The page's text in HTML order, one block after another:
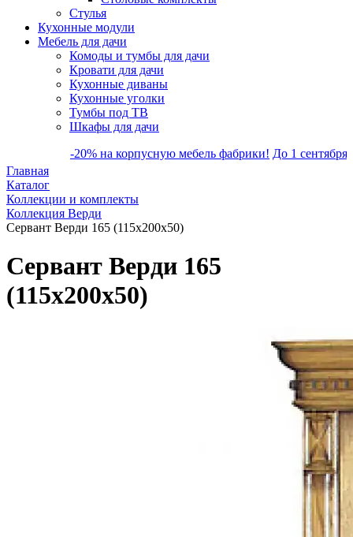
Стулья
Кухонные модули
Мебель для дачи
Комоды и тумбы для дачи
Кровати для дачи
Кухонные диваны
Кухонные уголки
Тумбы под ТВ
Шкафы для дачи
-20% на корпусную мебель фабрики! До 1 сентября
Главная
Каталог
Коллекции и комплекты
Коллекция Верди
Сервант Верди 165 (115х200х50)
Сервант Верди 165
(115х200х50)